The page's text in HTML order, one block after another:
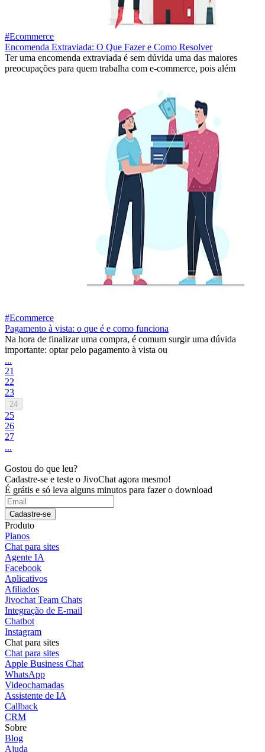
#Ecommerce
Encomenda Extraviada: O Que Fazer e Como Resolver
Ter uma encomenda extraviada é sem dúvida uma das maiores
preocupações para quem trabalha com e-commerce, pois além
#Ecommerce
Pagamento à vista: o que é e como funciona
Na hora de finalizar uma compra, é comum surgir uma dúvida
importante: optar pelo pagamento à vista ou
...
21
22
23
24
25
26
27
...
Gostou do que leu?
Cadastre-se e teste o JivoChat agora mesmo!
É grátis e só leva alguns minutos para fazer o download
Cadastre-se
Produto
Planos
Chat para sites
Agente IA
Facebook
Aplicativos
Afiliados
Jivochat Team Chats
Integração de E-mail
Chatbot
Instagram
Chat para sites
Chat para sites
Apple Business Chat
WhatsApp
Videochamadas
Assistente de IA
Callback
CRM
Sobre
Blog
Ajuda